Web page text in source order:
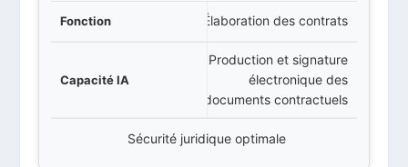
Élaboration des contrats
Production et signature
électronique des
documents contractuels
Sécurité juridique optimale